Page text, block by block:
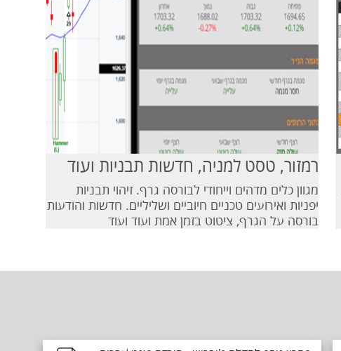
רמזור, טסט למניה, חדשות תבניות ועוד
מגוון כלים מדהים וייחודי לבורסה גרף. זיהוי תבניות
יפניות ואירועים טכניים חיוביים ושליליים. חדשות והודעות
בורסה על הגרף, ציטוט בזמן אמת ועוד ועוד